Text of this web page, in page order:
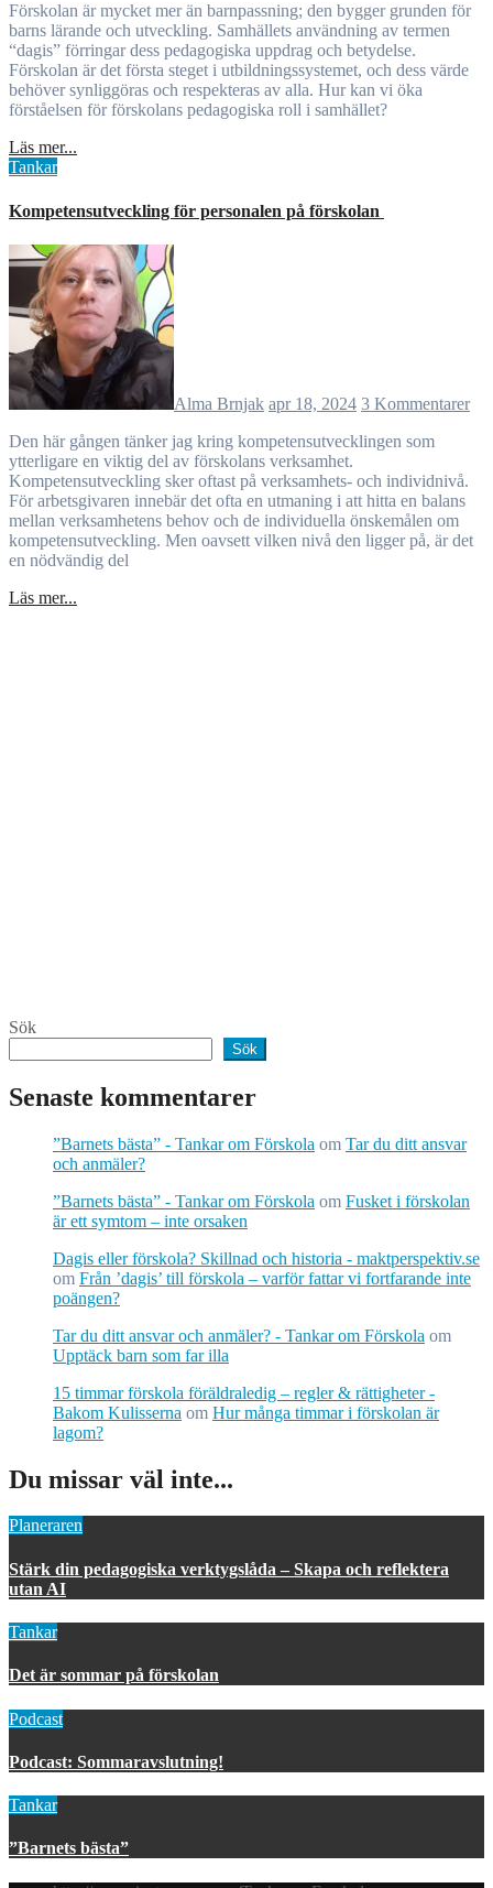
Förskolan är mycket mer än barnpassning; den bygger grunden för
barns lärande och utveckling. Samhällets användning av termen
“dagis” förringar dess pedagogiska uppdrag och betydelse.
Förskolan är det första steget i utbildningssystemet, och dess värde
behöver synliggöras och respekteras av alla. Hur kan vi öka
förståelsen för förskolans pedagogiska roll i samhället?
Läs mer...
Tankar
Kompetensutveckling för personalen på förskolan
Alma Brnjak apr 18, 2024 3 Kommentarer
Den här gången tänker jag kring kompetensutvecklingen som
ytterligare en viktig del av förskolans verksamhet.
Kompetensutveckling sker oftast på verksamhets- och individnivå.
För arbetsgivaren innebär det ofta en utmaning i att hitta en balans
mellan verksamhetens behov och de individuella önskemålen om
kompetensutveckling. Men oavsett vilken nivå den ligger på, är det
en nödvändig del
Läs mer...
Sök
Sök
Senaste kommentarer
”Barnets bästa” - Tankar om Förskola om Tar du ditt ansvar
och anmäler?
”Barnets bästa” - Tankar om Förskola om Fusket i förskolan
är ett symtom – inte orsaken
Dagis eller förskola? Skillnad och historia - maktperspektiv.se
om Från ’dagis’ till förskola – varför fattar vi fortfarande inte
poängen?
Tar du ditt ansvar och anmäler? - Tankar om Förskola om
Upptäck barn som far illa
15 timmar förskola föräldraledig – regler & rättigheter -
Bakom Kulisserna om Hur många timmar i förskolan är
lagom?
Du missar väl inte...
Planeraren
Stärk din pedagogiska verktygslåda – Skapa och reflektera
utan AI
Tankar
Det är sommar på förskolan
Podcast
Podcast: Sommaravslutning!
Tankar
”Barnets bästa”